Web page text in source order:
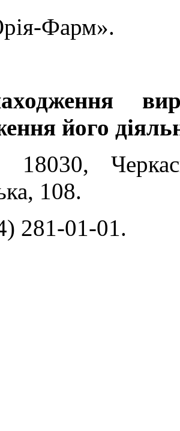
Фарм».
його
18030,
108.
281-01-01.